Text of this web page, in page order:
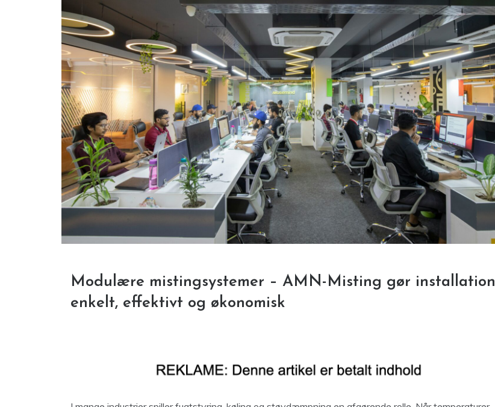
Modulære mistingsystemer – AMN-Misting gør installation
enkelt, effektivt og økonomisk